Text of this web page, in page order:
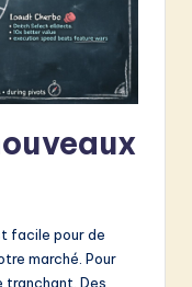
facile pour de
marché. Pour
tranchant. Des